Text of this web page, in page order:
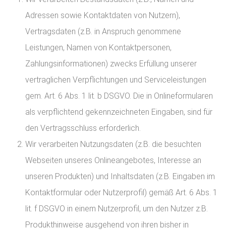
Adressen sowie Kontaktdaten von Nutzern),
Vertragsdaten (z.B. in Anspruch genommene
Leistungen, Namen von Kontaktpersonen,
Zahlungsinformationen) zwecks Erfüllung unserer
vertraglichen Verpflichtungen und Serviceleistungen
gem. Art. 6 Abs. 1 lit. b DSGVO. Die in Onlineformularen
als verpflichtend gekennzeichneten Eingaben, sind für
den Vertragsschluss erforderlich.
Wir verarbeiten Nutzungsdaten (z.B. die besuchten
Webseiten unseres Onlineangebotes, Interesse an
unseren Produkten) und Inhaltsdaten (z.B. Eingaben im
Kontaktformular oder Nutzerprofil) gemäß Art. 6 Abs. 1
lit. f DSGVO in einem Nutzerprofil, um den Nutzer z.B.
Produkthinweise ausgehend von ihren bisher in